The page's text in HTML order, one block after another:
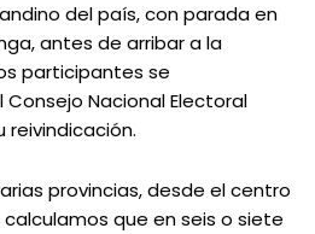
del país, con parada en
antes de arribar a la
participantes se
Nacional Electoral
reivindicación.
provincias, desde el centro
calculamos que en seis o siete